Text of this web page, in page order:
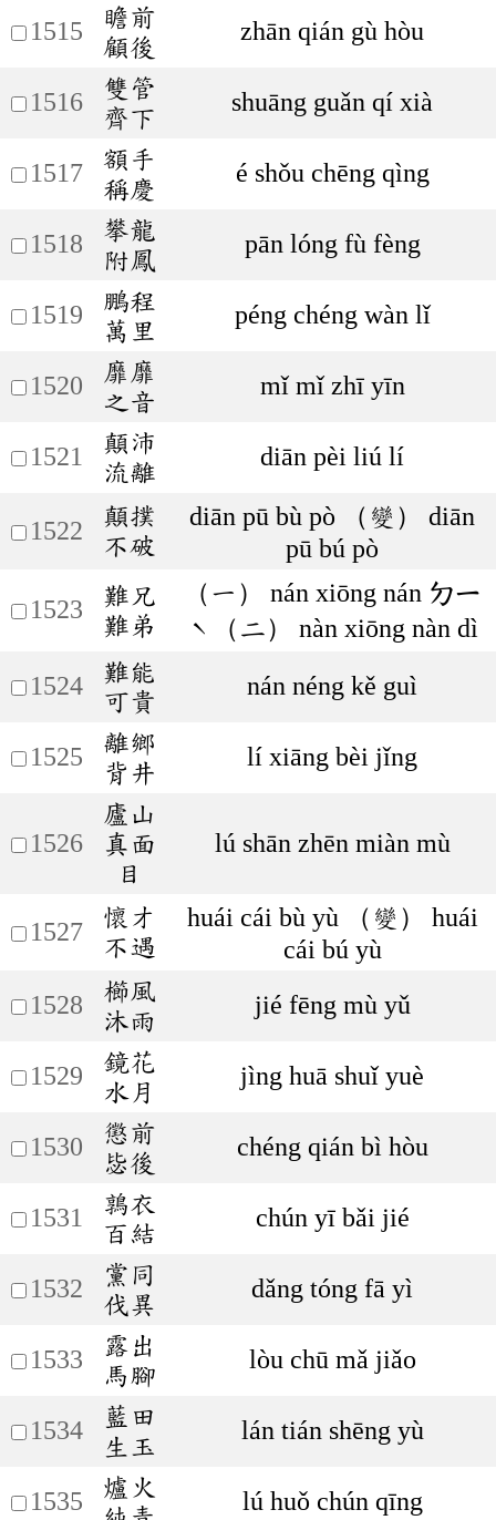
1515
瞻前
顧後
zhān qián gù hòu
1516
雙管
齊下
shuāng guǎn qí xià
1517
額手
稱慶
é shǒu chēng qìng
1518
攀龍
附鳳
pān lóng fù fèng
1519
鵬程
萬里
péng chéng wàn lǐ
1520
靡靡
之音
mǐ mǐ zhī yīn
1521
顛沛
流離
diān pèi liú lí
1522
顛撲
不破
diān pū bù pò （變） diān
pū bú pò
1523
難兄
難弟
（一） nán xiōng nán ㄉㄧ
ˋ（二） nàn xiōng nàn dì
1524
難能
可貴
nán néng kě guì
1525
離鄉
背井
lí xiāng bèi jǐng
1526
廬山
真面
目
lú shān zhēn miàn mù
1527
懷才
不遇
huái cái bù yù （變） huái
cái bú yù
1528
櫛風
沐雨
jié fēng mù yǔ
1529
鏡花
水月
jìng huā shuǐ yuè
1530
懲前
毖後
chéng qián bì hòu
1531
鶉衣
百結
chún yī bǎi jié
1532
黨同
伐異
dǎng tóng fā yì
1533
露出
馬腳
lòu chū mǎ jiǎo
1534
藍田
生玉
lán tián shēng yù
1535
爐火
lú huǒ chún qīng